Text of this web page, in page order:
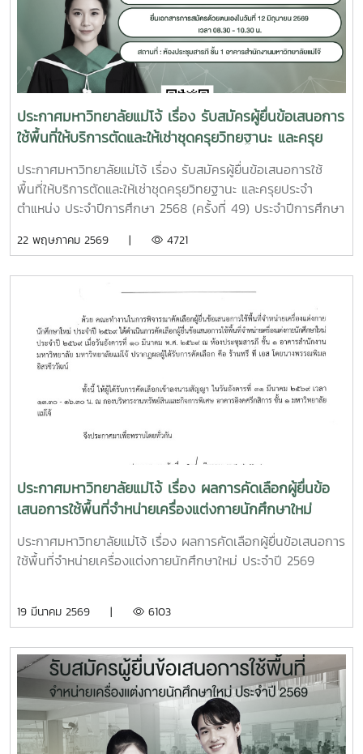
ประกาศมหาวิทยาลัยแม่โจ้ เรื่อง รับสมัครผู้ยื่นข้อเสนอการ
ใช้พื้นที่ให้บริการตัดและให้เช่าชุดครุยวิทยฐานะ และครุย
ประจำตำแหน่ง ประจำปีการศึกษา 2568 (ครั้งที่ 49)
ประจำปีการศึกษา 2569 (ครั้งที่ 50) และประจำปีการ
ศึกษา 2570 (ครั้งที่ 51)
ประกาศมหาวิทยาลัยแม่โจ้ เรื่อง รับสมัครผู้ยื่นข้อเสนอการใช้
พื้นที่ให้บริการตัดและให้เช่าชุดครุยวิทยฐานะ และครุยประจำ
ตำแหน่ง ประจำปีการศึกษา 2568 (ครั้งที่ 49) ประจำปีการศึกษา
51)ทำเนียบแถบสีครุยวิทยฐานะ และสีประจำคณะ วิทยาลัย ของ
22 พฤษภาคม 2569 | 4721
ประกาศมหาวิทยาลัยแม่โจ้ เรื่อง ผลการคัดเลือกผู้ยื่นข้อ
เสนอการใช้พื้นที่จำหน่ายเครื่องแต่งกายนักศึกษาใหม่
ประกาศมหาวิทยาลัยแม่โจ้ เรื่อง ผลการคัดเลือกผู้ยื่นข้อเสนอการ
ใช้พื้นที่จำหน่ายเครื่องแต่งกายนักศึกษาใหม่ ประจำปี 2569
19 มีนาคม 2569 | 6103